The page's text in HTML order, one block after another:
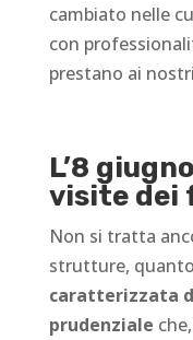
cambiato nelle
con
prestano ai
L’8
visite dei
Non si tratta
strutture,
caratterizzata
prudenziale